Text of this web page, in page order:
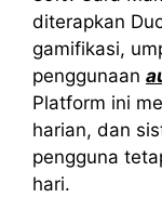
diterapkan
gamifikasi,
penggunaan
Platform ini
harian, dan
pengguna
hari.